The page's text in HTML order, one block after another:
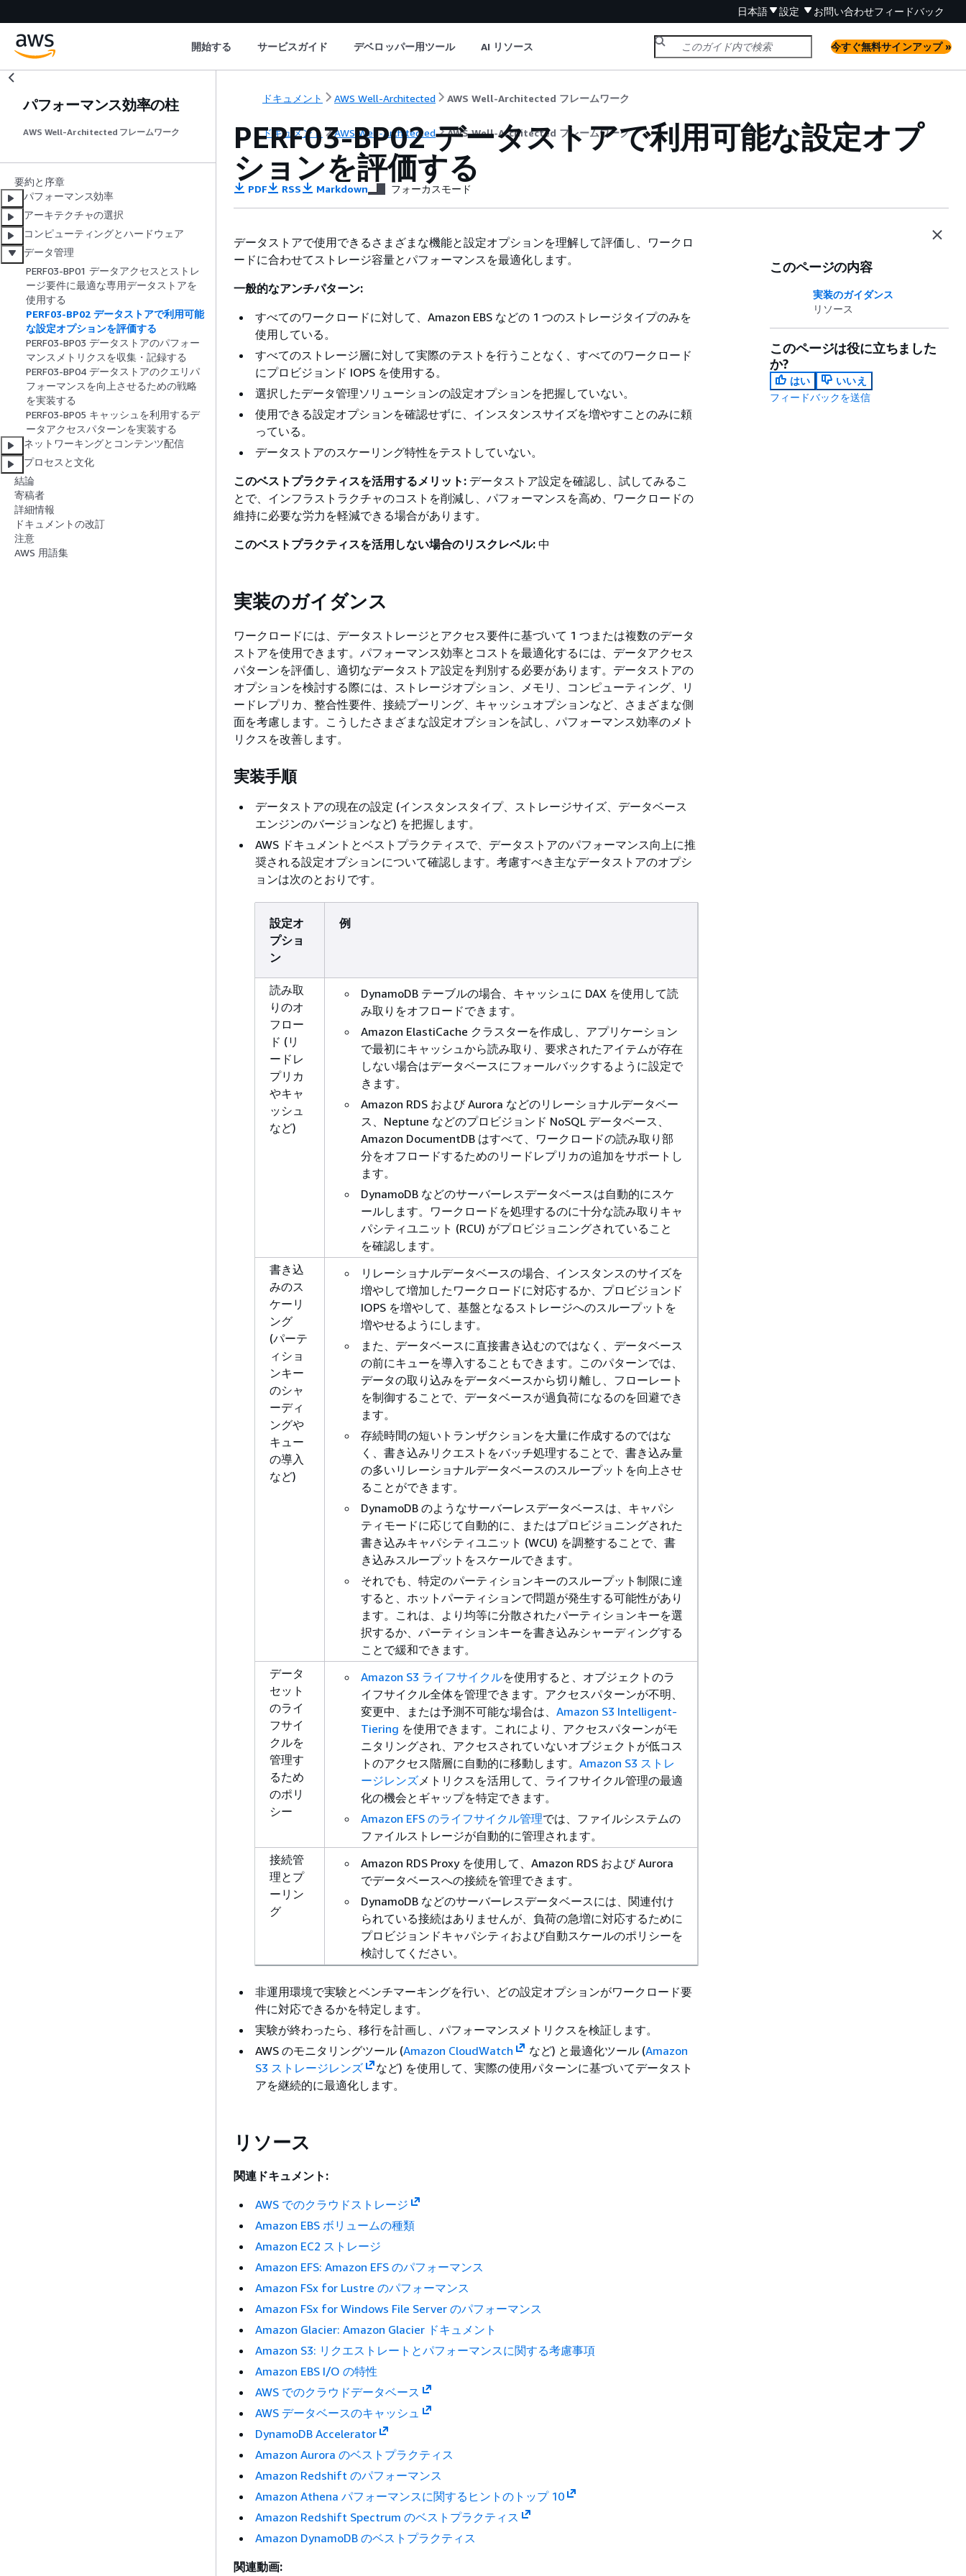
日本語 設定 お問い合わせフィードバック
開始する サービスガイド デベロッパー用ツール AI リソース 今すぐ無料サインアップ »
パフォーマンス効率の柱
AWS Well-Architected フレームワーク
要約と序章
パフォーマンス効率
アーキテクチャの選択
コンピューティングとハードウェア
データ管理
PERF03-BP01 データアクセスとストレ
ージ要件に最適な専用データストアを
使用する
PERF03-BP02 データストアで利用可能
な設定オプションを評価する
PERF03-BP03 データストアのパフォー
マンスメトリクスを収集・記録する
PERF03-BP04 データストアのクエリパ
フォーマンスを向上させるための戦略
を実装する
PERF03-BP05 キャッシュを利用するデ
ータアクセスパターンを実装する
ネットワーキングとコンテンツ配信
プロセスと文化
結論
寄稿者
詳細情報
ドキュメントの改訂
注意
AWS 用語集
ドキュメント AWS Well-Architected AWS Well-Architected フレームワーク
ドキュメント AWS Well-Architected AWS Well-Architected フレームワーク
PERF03-BP02 データストアで利用可能な設定オプ
ションを評価する
PDF RSS Markdown フォーカスモード
データストアで使用できるさまざまな機能と設定オプションを理解して評価し、ワークロ
ードに合わせてストレージ容量とパフォーマンスを最適化します。
一般的なアンチパターン:
すべてのワークロードに対して、Amazon EBS などの 1 つのストレージタイプのみを
使用している。
すべてのストレージ層に対して実際のテストを行うことなく、すべてのワークロード
にプロビジョンド IOPS を使用する。
選択したデータ管理ソリューションの設定オプションを把握していない。
使用できる設定オプションを確認せずに、インスタンスサイズを増やすことのみに頼
っている。
データストアのスケーリング特性をテストしていない。
このベストプラクティスを活用するメリット: データストア設定を確認し、試してみるこ
とで、インフラストラクチャのコストを削減し、パフォーマンスを高め、ワークロードの
維持に必要な労力を軽減できる場合があります。
このベストプラクティスを活用しない場合のリスクレベル: 中
実装のガイダンス
ワークロードには、データストレージとアクセス要件に基づいて 1 つまたは複数のデータ
ストアを使用できます。パフォーマンス効率とコストを最適化するには、データアクセス
パターンを評価し、適切なデータストア設定を判別する必要があります。データストアの
オプションを検討する際には、ストレージオプション、メモリ、コンピューティング、リ
ードレプリカ、整合性要件、接続プーリング、キャッシュオプションなど、さまざまな側
面を考慮します。こうしたさまざまな設定オプションを試し、パフォーマンス効率のメト
リクスを改善します。
実装手順
データストアの現在の設定 (インスタンスタイプ、ストレージサイズ、データベース
エンジンのバージョンなど) を把握します。
AWS ドキュメントとベストプラクティスで、データストアのパフォーマンス向上に推
奨される設定オプションについて確認します。考慮すべき主なデータストアのオプシ
ョンは次のとおりです。
設定オ
プショ
ン
例
読み取
りのオ
フロー
ド (リ
ードレ
プリカ
やキャ
ッシュ
など)
DynamoDB テーブルの場合、キャッシュに DAX を使用して読
み取りをオフロードできます。
Amazon ElastiCache クラスターを作成し、アプリケーション
で最初にキャッシュから読み取り、要求されたアイテムが存在
しない場合はデータベースにフォールバックするように設定で
きます。
Amazon RDS および Aurora などのリレーショナルデータベー
ス、Neptune などのプロビジョンド NoSQL データベース、
Amazon DocumentDB はすべて、ワークロードの読み取り部
分をオフロードするためのリードレプリカの追加をサポートし
ます。
DynamoDB などのサーバーレスデータベースは自動的にスケ
ールします。ワークロードを処理するのに十分な読み取りキャ
パシティユニット (RCU) がプロビジョニングされていること
を確認します。
書き込
みのス
ケーリ
ング
(パーテ
ィショ
ンキー
のシャ
ーディ
ングや
キュー
の導入
など)
リレーショナルデータベースの場合、インスタンスのサイズを
増やして増加したワークロードに対応するか、プロビジョンド
IOPS を増やして、基盤となるストレージへのスループットを
増やせるようにします。
また、データベースに直接書き込むのではなく、データベース
の前にキューを導入することもできます。このパターンでは、
データの取り込みをデータベースから切り離し、フローレート
を制御することで、データベースが過負荷になるのを回避でき
ます。
存続時間の短いトランザクションを大量に作成するのではな
く、書き込みリクエストをバッチ処理することで、書き込み量
の多いリレーショナルデータベースのスループットを向上させ
ることができます。
DynamoDB のようなサーバーレスデータベースは、キャパシ
ティモードに応じて自動的に、またはプロビジョニングされた
書き込みキャパシティユニット (WCU) を調整することで、書
き込みスループットをスケールできます。
それでも、特定のパーティションキーのスループット制限に達
すると、ホットパーティションで問題が発生する可能性があり
ます。これは、より均等に分散されたパーティションキーを選
択するか、パーティションキーを書き込みシャーディングする
ことで緩和できます。
データ
セット
のライ
フサイ
クルを
管理す
るため
のポリ
シー
Amazon S3 ライフサイクルを使用すると、オブジェクトのラ
イフサイクル全体を管理できます。アクセスパターンが不明、
変更中、または予測不可能な場合は、 Amazon S3 Intelligent-
Tiering を使用できます。これにより、アクセスパターンがモ
ニタリングされ、アクセスされていないオブジェクトが低コス
トのアクセス階層に自動的に移動します。 Amazon S3 ストレ
ージレンズ メトリクスを活用して、ライフサイクル管理の最適
化の機会とギャップを特定できます。
Amazon EFS のライフサイクル管理では、ファイルシステムの
ファイルストレージが自動的に管理されます。
接続管
理とプ
ーリン
グ
Amazon RDS Proxy を使用して、Amazon RDS および Aurora
でデータベースへの接続を管理できます。
DynamoDB などのサーバーレスデータベースには、関連付け
られている接続はありませんが、負荷の急増に対応するために
プロビジョンドキャパシティおよび自動スケールのポリシーを
検討してください。
非運用環境で実験とベンチマーキングを行い、どの設定オプションがワークロード要
件に対応できるかを特定します。
実験が終わったら、移行を計画し、パフォーマンスメトリクスを検証します。
AWS のモニタリングツール (Amazon CloudWatch など) と最適化ツール (Amazon
S3 ストレージレンズ
など) を使用して、実際の使用パターンに基づいてデータスト
アを継続的に最適化します。
リソース
関連ドキュメント:
AWS でのクラウドストレージ
Amazon EBS ボリュームの種類
Amazon EC2 ストレージ
Amazon EFS: Amazon EFS のパフォーマンス
Amazon FSx for Lustre のパフォーマンス
Amazon FSx for Windows File Server のパフォーマンス
Amazon Glacier: Amazon Glacier ドキュメント
Amazon S3: リクエストレートとパフォーマンスに関する考慮事項
Amazon EBS I/O の特性
AWS でのクラウドデータベース
AWS データベースのキャッシュ
DynamoDB Accelerator
Amazon Aurora のベストプラクティス
Amazon Redshift のパフォーマンス
Amazon Athena パフォーマンスに関するヒントのトップ 10
Amazon Redshift Spectrum のベストプラクティス
Amazon DynamoDB のベストプラクティス
関連動画:
このページの内容
実装のガイダンス
リソース
このページは役に立ちました
か?
はい
いいえ
フィードバックを送信